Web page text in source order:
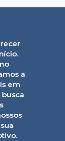
a
em